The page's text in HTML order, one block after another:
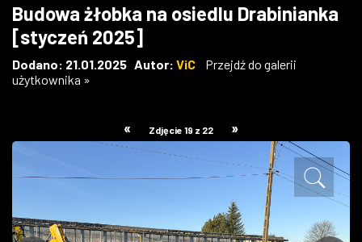
W KINACH
GASTRONOMIA
Budowa żłobka na osiedlu Drabinianka
[styczeń 2025]
Dodano: 21.01.2025 Autor: ViC
Przejdź do galerii
użytkownika »
« Zdjęcie 19 z 22 »